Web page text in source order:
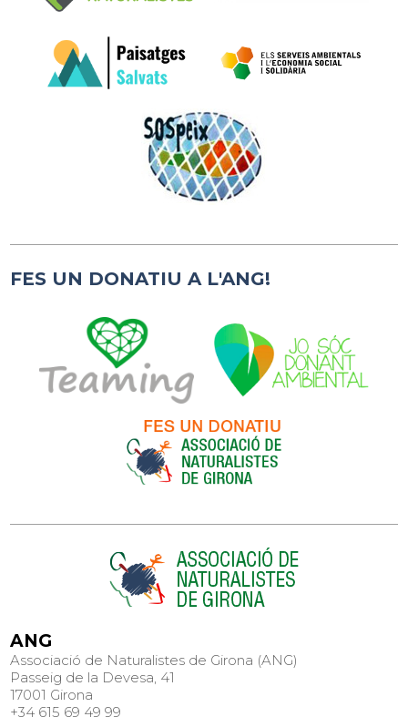
FES UN DONATIU A L'ANG!
ANG
Associació de Naturalistes de Girona (ANG)
Passeig de la Devesa, 41
17001 Girona
+34 615 69 49 99